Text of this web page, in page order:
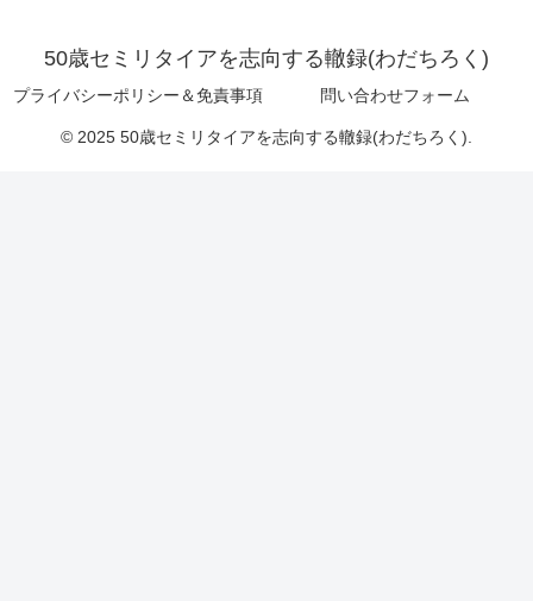
50歳セミリタイアを志向する轍録(わだちろく)
プライバシーポリシー＆免責事項 問い合わせフォーム
© 2025 50歳セミリタイアを志向する轍録(わだちろく).